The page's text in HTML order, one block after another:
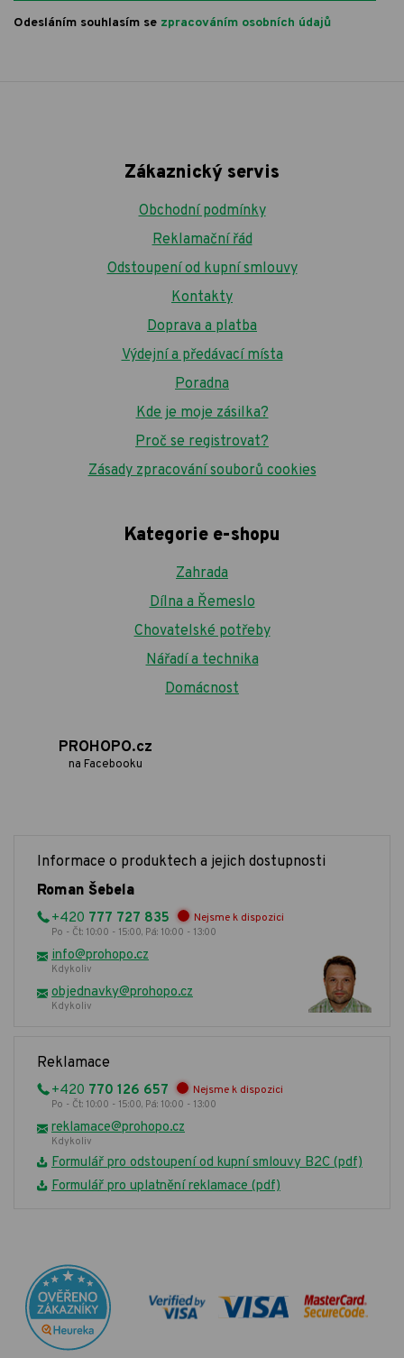
Odesláním souhlasím se zpracováním osobních údajů
Zákaznický servis
Obchodní podmínky
Reklamační řád
Odstoupení od kupní smlouvy
Kontakty
Doprava a platba
Výdejní a předávací místa
Poradna
Kde je moje zásilka?
Proč se registrovat?
Zásady zpracování souborů cookies
Kategorie e-shopu
Zahrada
Dílna a Řemeslo
Chovatelské potřeby
Nářadí a technika
Domácnost
PROHOPO.cz
na Facebooku
Informace o produktech a jejich dostupnosti
Roman Šebela
+420 777 727 835 Nejsme k dispozici
Po - Čt: 10:00 - 15:00, Pá: 10:00 - 13:00
info@prohopo.cz
Kdykoliv
objednavky@prohopo.cz
Kdykoliv
Reklamace
+420 770 126 657 Nejsme k dispozici
Po - Čt: 10:00 - 15:00, Pá: 10:00 - 13:00
reklamace@prohopo.cz
Kdykoliv
Formulář pro odstoupení od kupní smlouvy B2C (pdf)
Formulář pro uplatnění reklamace (pdf)